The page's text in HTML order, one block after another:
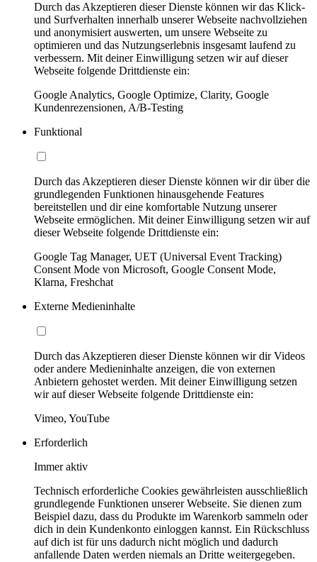
Durch das Akzeptieren dieser Dienste können wir das Klick-
und Surfverhalten innerhalb unserer Webseite nachvollziehen
und anonymisiert auswerten, um unsere Webseite zu
optimieren und das Nutzungserlebnis insgesamt laufend zu
verbessern. Mit deiner Einwilligung setzen wir auf dieser
Webseite folgende Drittdienste ein:
Google Analytics, Google Optimize, Clarity, Google
Kundenrezensionen, A/B-Testing
Funktional
Durch das Akzeptieren dieser Dienste können wir dir über die
grundlegenden Funktionen hinausgehende Features
bereitstellen und dir eine komfortable Nutzung unserer
Webseite ermöglichen. Mit deiner Einwilligung setzen wir auf
dieser Webseite folgende Drittdienste ein:
Google Tag Manager, UET (Universal Event Tracking)
Consent Mode von Microsoft, Google Consent Mode,
Klarna, Freshchat
Externe Medieninhalte
Durch das Akzeptieren dieser Dienste können wir dir Videos
oder andere Medieninhalte anzeigen, die von externen
Anbietern gehostet werden. Mit deiner Einwilligung setzen
wir auf dieser Webseite folgende Drittdienste ein:
Vimeo, YouTube
Erforderlich
Immer aktiv
Technisch erforderliche Cookies gewährleisten ausschließlich
grundlegende Funktionen unserer Webseite. Sie dienen zum
Beispiel dazu, dass du Produkte im Warenkorb sammeln oder
dich in dein Kundenkonto einloggen kannst. Ein Rückschluss
auf dich ist für uns dadurch nicht möglich und dadurch
anfallende Daten werden niemals an Dritte weitergegeben.